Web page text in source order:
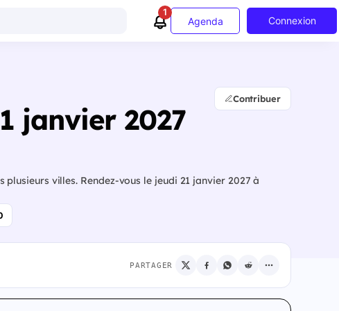
1
Agenda Connexion
janvier 2027
villes. Rendez-vous le jeudi 21 janvier 2027 à
Contribuer
PARTAGER